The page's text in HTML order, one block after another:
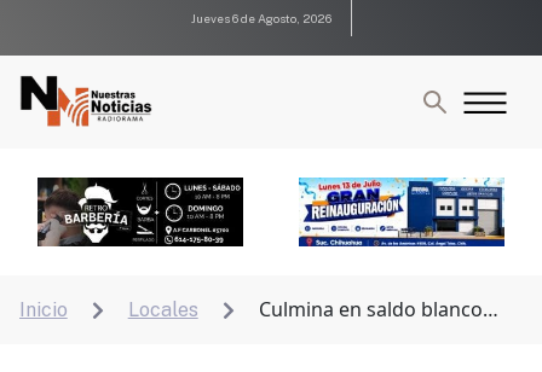
Jueves 6 de Agosto, 2026
Inicio  Locales 
Culmina en saldo blanco